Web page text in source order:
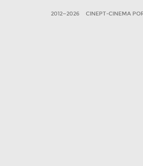
2012—2026 CINEPT-CINEMA